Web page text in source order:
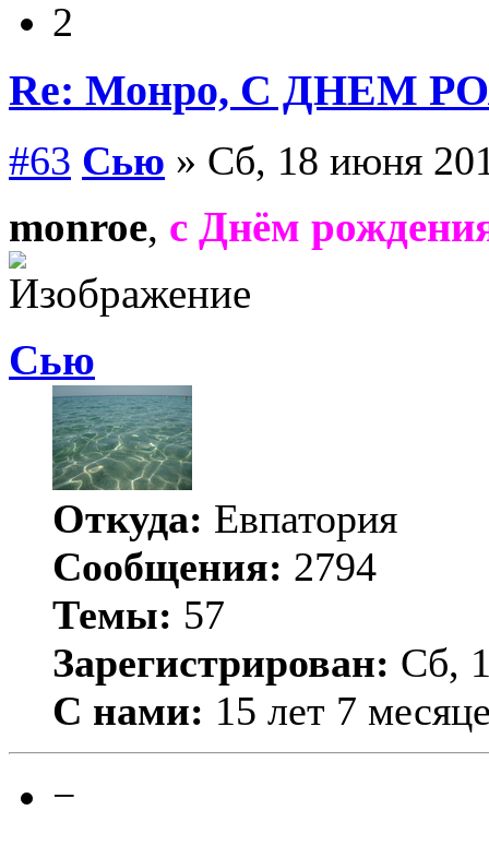
2
Re: Монро, С ДНЕМ
#63 Сью » Сб, 18 июня
monroe, с Днём
Сью
Откуда: Евпатория
Сообщения: 2794
Темы: 57
Зарегистрирован: Сб,
С нами: 15 лет 7
−